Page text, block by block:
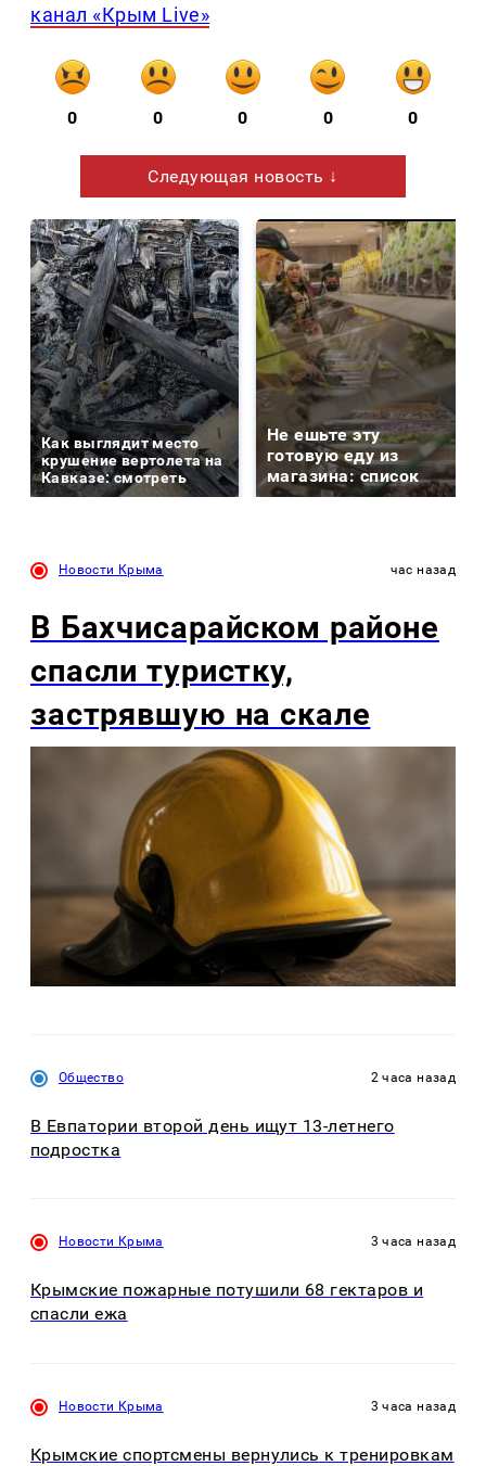
канал «Крым Live»
0 0 0 0 0
Следующая новость ↓
Как выглядит место
крушение вертолета на
Кавказе: смотреть
Не ешьте эту
готовую еду из
магазина: список
Новости Крыма час назад
В Бахчисарайском районе
спасли туристку,
застрявшую на скале
Общество 2 часа назад
В Евпатории второй день ищут 13-летнего
подростка
Новости Крыма 3 часа назад
Крымские пожарные потушили 68 гектаров и
спасли ежа
Новости Крыма 3 часа назад
Крымские спортсмены вернулись к тренировкам